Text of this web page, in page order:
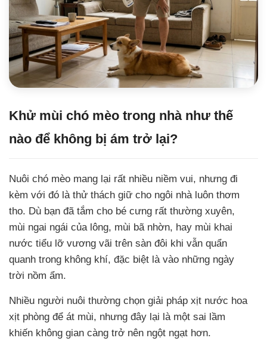
Khử mùi chó mèo trong nhà như thế
nào để không bị ám trở lại?
Nuôi chó mèo mang lại rất nhiều niềm vui, nhưng đi
kèm với đó là thử thách giữ cho ngôi nhà luôn thơm
tho. Dù bạn đã tắm cho bé cưng rất thường xuyên,
mùi ngai ngái của lông, mùi bã nhờn, hay mùi khai
nước tiểu lỡ vương vãi trên sàn đôi khi vẫn quẩn
quanh trong không khí, đặc biệt là vào những ngày
trời nồm ẩm.
Nhiều người nuôi thường chọn giải pháp xịt nước hoa
xịt phòng để át mùi, nhưng đây lại là một sai lầm
khiến không gian càng trở nên ngột ngạt hơn.